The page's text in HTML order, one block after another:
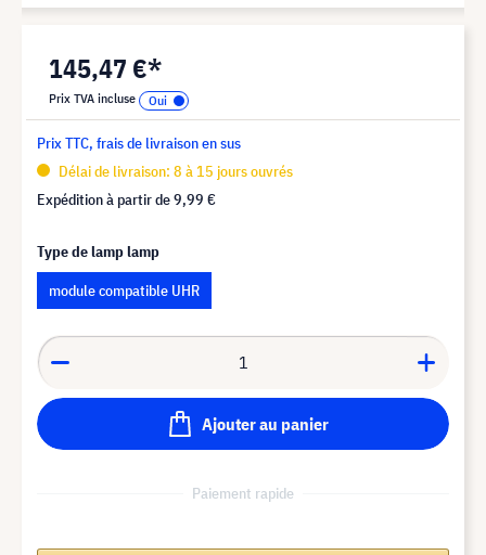
145,47 €*
Prix TVA incluse
Prix TTC, frais de livraison en sus
Délai de livraison: 8 à 15 jours ouvrés
Expédition à partir de9,99 €
Type de lamp lamp
module compatible UHR
Ajouter au panier
Paiement rapide